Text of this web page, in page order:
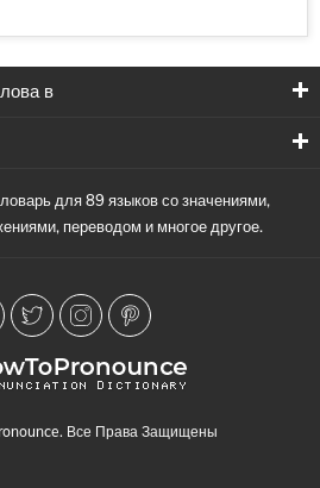
в
для 89 языков со значениями,
переводом и многое другое.
Все Права Защищены